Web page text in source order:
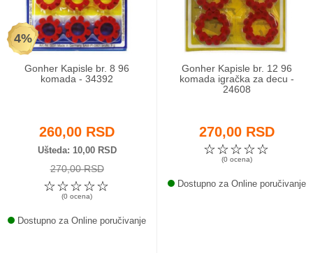
4%
Gonher Kapisle br. 8 96
komada - 34392
260,00 RSD
Ušteda 10,00 RSD
270,00 RSD
☆
☆
☆
☆
☆
(0 ocena)
Dostupno za Online poručivanje
Gonher Kapisle br. 12 96
komada igračka za decu -
24608
270,00 RSD
☆
☆
☆
☆
☆
(0 ocena)
Dostupno za Online poručivanje